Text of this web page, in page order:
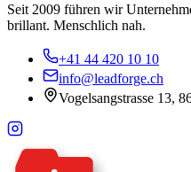
Seit 2009 führen wir
brillant. Menschlich nah.
+41 44 420 10 10
info@leadforge.ch
Vogelsangstrasse 13,